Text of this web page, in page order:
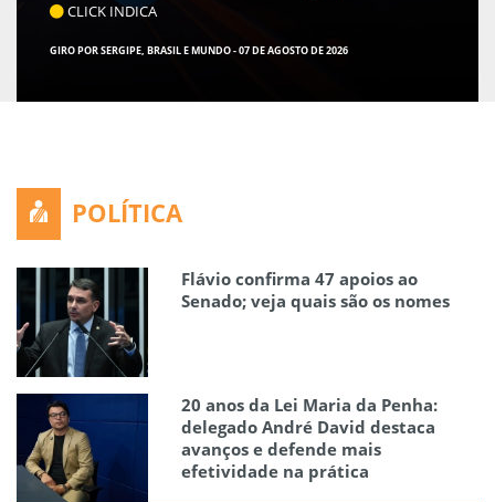
CLICK INDICA
GIRO POR SERGIPE, BRASIL E MUNDO - 07 DE AGOSTO DE 2026
POLÍTICA
Flávio confirma 47 apoios ao
Senado; veja quais são os nomes
20 anos da Lei Maria da Penha:
delegado André David destaca
avanços e defende mais
efetividade na prática